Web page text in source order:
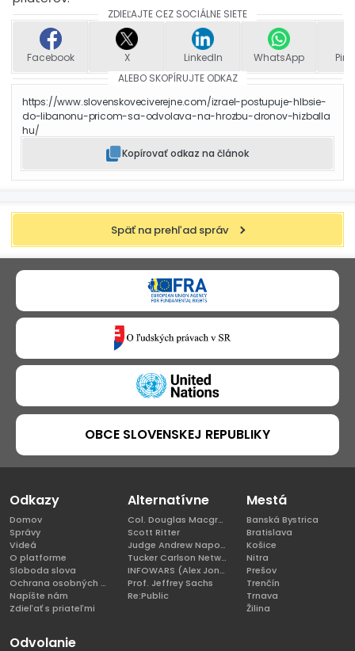
ZDIEĽAJTE CEZ SOCIÁLNE SIETE
Facebook X LinkedIn WhatsApp
ALEBO SKOPÍRUJTE ODKAZ
https://www.slovenskoveciverejne.com/izrael-postupuje-hlbsie-
do-libanonu-pricom-sa-odvolava-na-hrozbu-dronov-hizballa
hu/
Kopírovať odkaz na článok
Späť na prehľad správ
OBCE SLOVENSKEJ REPUBLIKY
Odkazy
Domov
Správy
Videá
O platforme
Sloboda slova
Ochrana osobných údajov
Napíšte nám
Zdieľať s priateľmi
Alternatívne
Col. Douglas Macgregor, Ph.D
Scott Ritter
Judge Andrew Napolitano
Tucker Carlson Network
INFOWARS (Alex Jones)
Prof. Jeffrey Sachs
Re:Public
Mestá
Banská Bystrica
Bratislava
Košice
Nitra
Prešov
Trenčín
Trnava
Žilina
Odvolanie